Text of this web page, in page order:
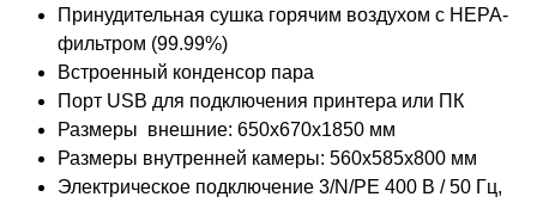
Принудительная сушка горячим воздухом с НЕРА-
фильтром (99.99%)
Встроенный конденсор пара
Порт USB для подключения принтера или ПК
Размеры внешние: 650х670х1850 мм
Размеры внутренней камеры: 560х585х800 мм
Электрическое подключение 3/N/PE 400 В / 50 Гц,